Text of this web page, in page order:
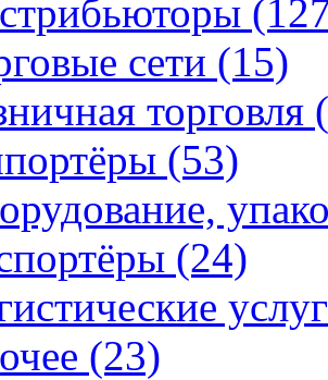
сети (15)
торговля
(53)
(24)
(23)